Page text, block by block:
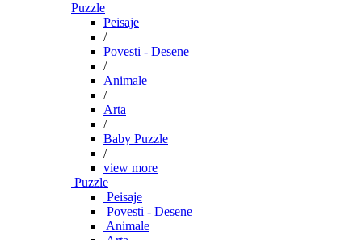
Puzzle
Peisaje
/
Povesti - Desene
/
Animale
/
Arta
/
Baby Puzzle
/
view more
Puzzle
Peisaje
Povesti - Desene
Animale